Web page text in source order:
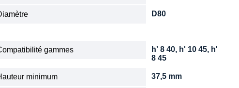
D80
gammes
h' 8 40, h' 10 45, h'
8 45
minimum 37,5 mm